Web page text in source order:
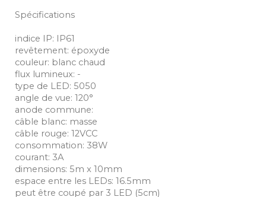
Spécifications
indice IP: IP61
revêtement: époxyde
couleur: blanc chaud
flux lumineux: -
type de LED: 5050
angle de vue: 120°
anode commune:
câble blanc: masse
câble rouge: 12VCC
consommation: 38W
courant: 3A
dimensions: 5m x 10mm
espace entre les LEDs: 16.5mm
peut être coupé par 3 LED (5cm)